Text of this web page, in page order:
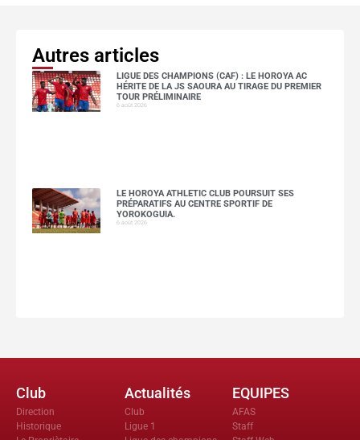
Autres articles
LIGUE DES CHAMPIONS (CAF) : LE HOROYA AC
HÉRITE DE LA JS SAOURA AU TIRAGE DU PREMIER
TOUR PRÉLIMINAIRE
6 août 2026
LE HOROYA ATHLETIC CLUB POURSUIT SES
PRÉPARATIFS AU CENTRE SPORTIF DE
YOROKOGUIA.
6 août 2026
Club
Direction
Historique
Actualités
Club
Ligue 1
EQUIPES
AFAS
Staff